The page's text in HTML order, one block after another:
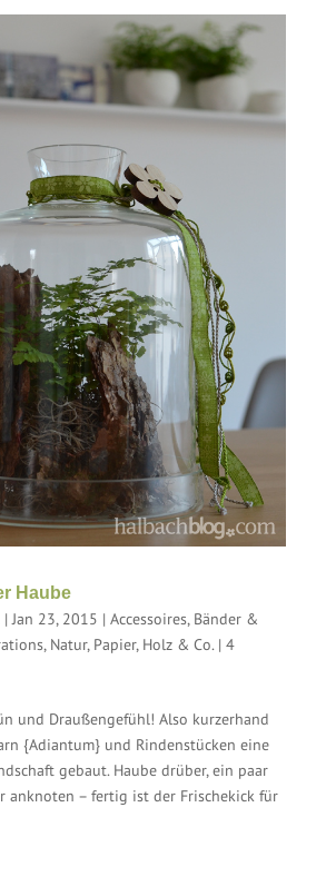
Haube
|Jan 23, 2015 | Accessoires, Bänder &
, Natur, Papier, Holz & Co.| 4
und Draußengefühl! Also kurzerhand
{Adiantum} und Rindenstücken eine
gebaut. Haube drüber, ein paar
anknoten – fertig ist der Frischekick für